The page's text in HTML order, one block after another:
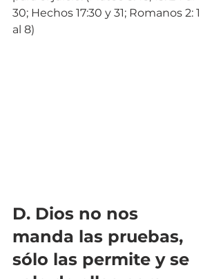
30; Hechos 17:30 y 31; Romanos 2: 1
al 8)
D. Dios no nos
manda las pruebas,
sólo las permite y se